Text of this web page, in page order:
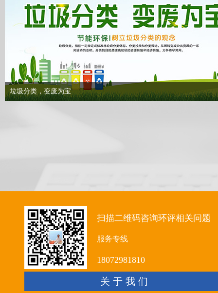
垃圾分类，变废为宝
扫描二维码咨询环评相关问题
服务专线
18072981810
关 于 我 们